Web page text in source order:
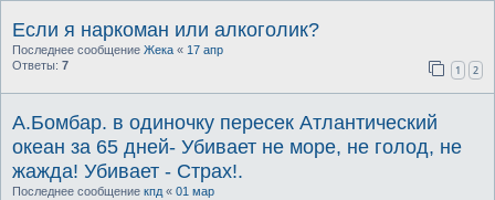
Если я наркоман или алкоголик?
Последнее сообщение Жека « 17 апр
Ответы: 7 1 2
А.Бомбар. в одиночку пересек Атлантический
океан за 65 дней- Убивает не море, не голод, не
жажда! Убивает - Страх!.
Последнее сообщение кпд « 01 мар